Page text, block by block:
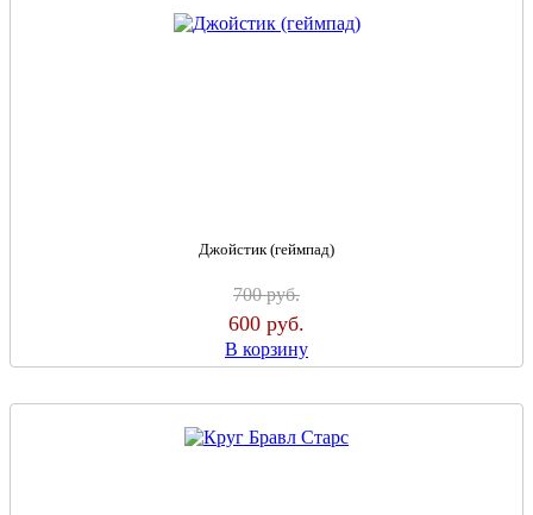
Джойстик (геймпад)
700руб.
600 руб.
В корзину